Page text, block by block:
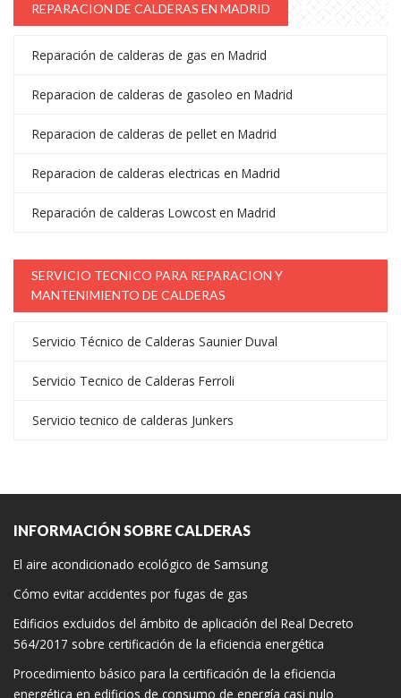
REPARACION DE CALDERAS EN MADRID
Reparación de calderas de gas en Madrid
Reparacion de calderas de gasoleo en Madrid
Reparacion de calderas de pellet en Madrid
Reparacion de calderas electricas en Madrid
Reparación de calderas Lowcost en Madrid
SERVICIO TECNICO PARA REPARACION Y
MANTENIMIENTO DE CALDERAS
Servicio Técnico de Calderas Saunier Duval
Servicio Tecnico de Calderas Ferroli
Servicio tecnico de calderas Junkers
INFORMACIÓN SOBRE CALDERAS
El aire acondicionado ecológico de Samsung
Cómo evitar accidentes por fugas de gas
Edificios excluidos del ámbito de aplicación del Real Decreto
564/2017 sobre certificación de la eficiencia energética
Procedimiento básico para la certificación de la eficiencia
energética en edificios de consumo de energía casi nulo